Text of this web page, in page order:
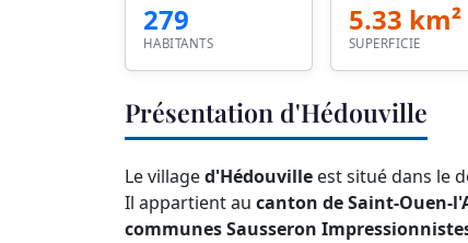
279
HABITANTS
5.33 km²
SUPERFICIE
Présentation d'Hédouville
Le villaged'Hédouville est situé dans le
Il appartient au canton de Saint-Ouen-
communes Sausseron